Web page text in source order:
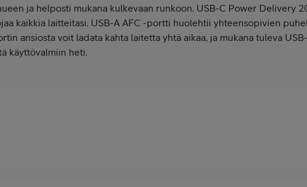
ja helposti mukana kulkevaan runkoon. USB-C Power Delivery
kaikkia laitteitasi. USB-A AFC -portti huolehtii yhteensopivien
ansiosta voit ladata kahta laitetta yhtä aikaa, ja mukana tuleva
käyttövalmiin heti.